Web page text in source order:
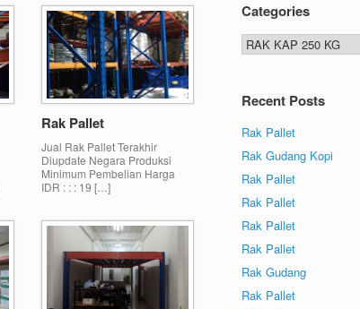
Rak Pallet
Jual Rak Pallet Terakhir
Diupdate Negara Produksi
Minimum Pembelian Harga
IDR : : : 19 […]
Categories
Categories
Recent Posts
Rak Pallet
Rak Gudang Kopi
Rak Pallet
Rak Pallet
Rak Pallet
Rak Pallet
Rak Gudang
Rak Pallet